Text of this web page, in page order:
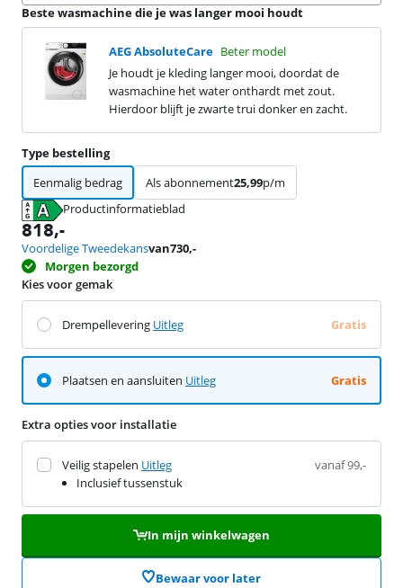
Beste wasmachine die je was langer mooi houdt
AEG AbsoluteCare Beter model
Je houdt je kleding langer mooi, doordat de
wasmachine het water onthardt met zout.
Hierdoor blijft je zwarte trui donker en zacht.
Type bestelling
Eenmalig bedrag
Als abonnement25,99p/m
Productinformatieblad
opent in nieuw tabblad
818,-
Voordelige Tweedekansvan730,-
Morgen bezorgd
Kies voor gemak
Drempellevering Uitleg Gratis
Plaatsen en aansluiten Uitleg Gratis
Extra opties voor installatie
Veilig stapelen Uitleg
Inclusief tussenstuk
vanaf 99,-
In mijn winkelwagen
Bewaar voor later